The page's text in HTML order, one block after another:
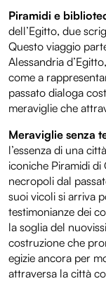
Piramidi e
dell’Egitto, due
Questo viaggio
Alessandria
come a
passato dialoga
meraviglie che
Meraviglie senza
l’essenza di una
iconiche Piramidi
necropoli dal
suoi vicoli si arriva
testimonianze dei
la soglia del
costruzione che
egizie ancora per
attraversa la città